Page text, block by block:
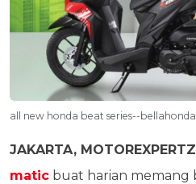
all new honda beat series--
JAKARTA,
matic buat harian memang